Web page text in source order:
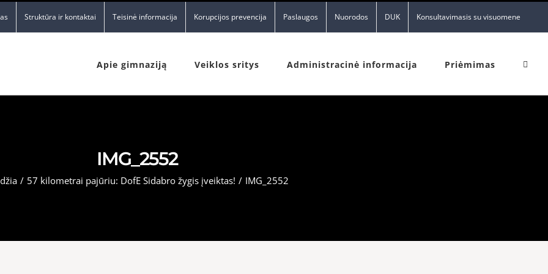
Struktūra ir kontaktai Teisinė informacija Korupcijos prevencija Paslaugos Nuorodos DUK Konsultavimasis su visuomene
Apie gimnaziją Veiklos sritys Administracinė informacija Priėmimas
IMG_2552
/ 57 kilometrai pajūriu: DofE Sidabro žygis įveiktas! / IMG_2552